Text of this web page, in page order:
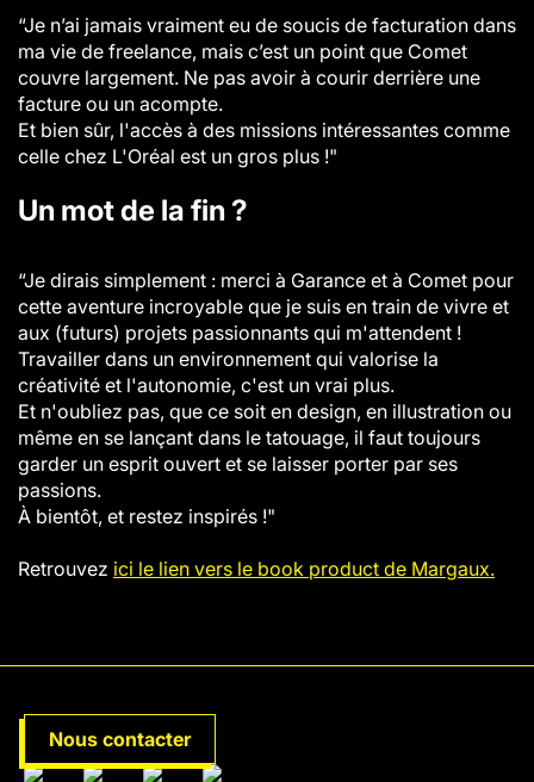
“Je n’ai jamais vraiment eu de soucis de facturation dans
ma vie de freelance, mais c’est un point que Comet
couvre largement. Ne pas avoir à courir derrière une
facture ou un acompte.
Et bien sûr, l'accès à des missions intéressantes comme
celle chez L'Oréal est un gros plus !"
Un mot de la fin ?
“Je dirais simplement : merci à Garance et à Comet pour
cette aventure incroyable que je suis en train de vivre et
aux (futurs) projets passionnants qui m'attendent !
Travailler dans un environnement qui valorise la
créativité et l'autonomie, c'est un vrai plus.
Et n'oubliez pas, que ce soit en design, en illustration ou
même en se lançant dans le tatouage, il faut toujours
garder un esprit ouvert et se laisser porter par ses
passions.
À bientôt, et restez inspirés !"
Retrouvez ici le lien vers le book product de Margaux.
Nous contacter